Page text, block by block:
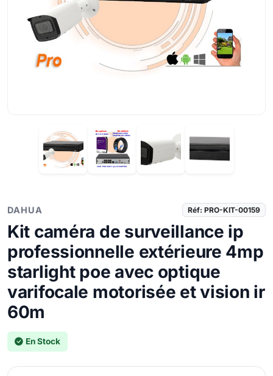
DAHUA Réf: PRO-KIT-00159
Kit caméra de surveillance ip
professionnelle extérieure 4mp
starlight poe avec optique
varifocale motorisée et vision ir
60m
En Stock